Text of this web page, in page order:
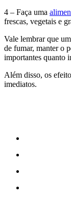
4 – Faça uma
frescas, vegetais e
Vale lembrar que
de fumar, manter o
importantes quanto
Além disso, os
imediatos.